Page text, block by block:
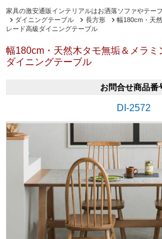
家具の激安通販インテリアルはお洒落ソファやテー
ダイニングテーブル
長方形
幅180cm・天
レード高級ダイニングテーブル
幅180cm・天然木タモ無垢＆メラミ
ダイニングテーブル
お問合せ商品番
DI-2572